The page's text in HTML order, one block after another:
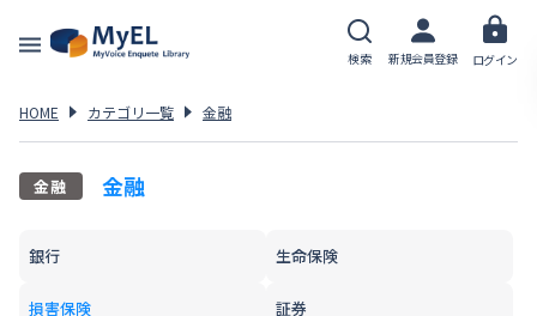
検索 新規会員登録 ログイン
HOME カテゴリ一覧 金融
金融 金融
銀行 生命保険
損害保険 証券